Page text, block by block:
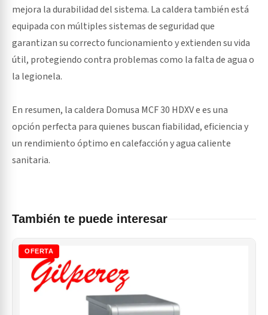
mejora la durabilidad del sistema. La caldera también está
equipada con múltiples sistemas de seguridad que
garantizan su correcto funcionamiento y extienden su vida
útil, protegiendo contra problemas como la falta de agua o
la legionela.
En resumen, la caldera Domusa MCF 30 HDXV e es una
opción perfecta para quienes buscan fiabilidad, eficiencia y
un rendimiento óptimo en calefacción y agua caliente
sanitaria.
También te puede interesar
OFERTA